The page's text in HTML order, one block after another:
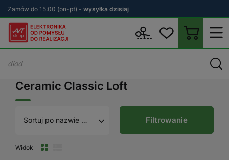
Zamów do 15:00 (pn-pt) - wysyłka dzisiaj
Ceramic Classic Loft
Sortuj po nazwie A - Z
Widok
Filtrowanie